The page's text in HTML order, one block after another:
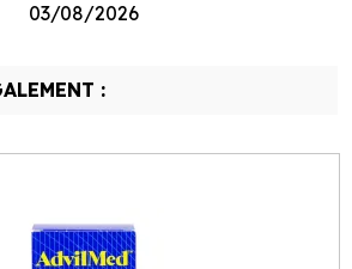
03/08/2026
: